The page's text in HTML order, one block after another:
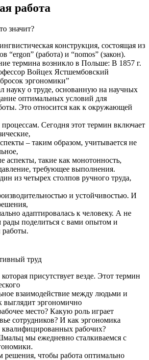
работа
значит?
конструкция, состоящая из
“ergon” (работа) и “nomos” (закон).
термина возникло в Польше: В 1857 г.
Войцех Ястшембовский
эргономики”
науку о труде, основанную на научных
оптимальных условий для
Это относится как к окружающей
Сегодня этот термин включает
– таким образом, учитывается не
аспекты, такие как монотонность,
требующее выполнения.
из четырех столпов ручного труда,
и устойчивостью. И
адаптировалась к человеку. А не
поделиться с вами опытом и
работы.
труд
присутствует везде. Этот термин
взаимодействие между людьми и
выглядит эргономично
место? Какую роль играет
сотрудников? И как эргономика
квалифицированных рабочих?
мы ежедневно сталкиваемся с
решения, чтобы работа оптимально